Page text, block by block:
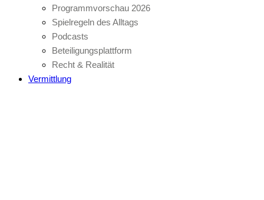
Programmvorschau 2026
Spielregeln des Alltags
Podcasts
Beteiligungsplattform
Recht & Realität
Vermittlung